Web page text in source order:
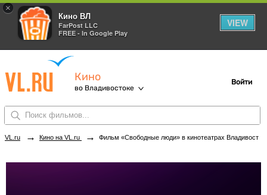
×
Кино ВЛ
FarPost LLC
FREE - In Google Play
VIEW
Кино
во Владивостоке
Войти
VL.ru → Кино на VL.ru → Фильм «Свободные люди» в кинотеатрах Владивостока. Купить билеты!